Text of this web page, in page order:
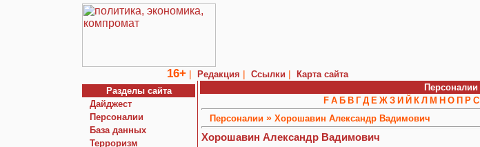
16+ | Редакция | Ссылки |
Карта сайта
Разделы сайта
Дайджест
Персоналии
База данных
Терроризм
Персоналии
F А Б В Г Д Е Ж З И Й К Л М Н О П Р С
Персоналии » Хорошавин Александр Вадимович
Хорошавин Александр Вадимович